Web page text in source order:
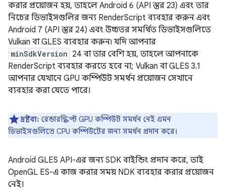
করার প্রয়োজন হয়, তাহলে Android 6 (API স্তর 23) এবং তার
নিচের ডিভাইসগুলির জন্য RenderScript ব্যবহার করুন এবং
Android 7 (API স্তর 24) এবং উচ্চতর সমর্থিত ডিভাইসগুলিতে
Vulkan বা GLES ব্যবহার করুন৷ যদি আপনার
minSdkVersion 24 বা তার বেশি হয়, তাহলে আপনাকে
RenderScript ব্যবহার করতে হবে না; Vulkan বা GLES 3.1
আপনার যেখানে GPU কম্পিউট সমর্থন প্রয়োজন সেখানে
ব্যবহার করা যেতে পারে।
দ্রষ্টব্য: রেন্ডারস্ক্রিপ্ট GPU কম্পিউট সমর্থন নেই এমন
ডিভাইসগুলিতে CPU কম্পিউটের জন্য সমর্থন প্রদান করে।
Android GLES API-এর জন্য SDK বাইন্ডিং প্রদান করে, তাই
OpenGL ES-এ কাজ করার সময় NDK ব্যবহার করার প্রয়োজন
নেই।